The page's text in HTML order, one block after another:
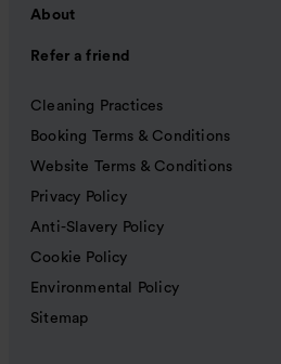
About
Refer a friend
Cleaning Practices
Booking Terms & Conditions
Website Terms & Conditions
Privacy Policy
Anti-Slavery Policy
Cookie Policy
Environmental Policy
Sitemap